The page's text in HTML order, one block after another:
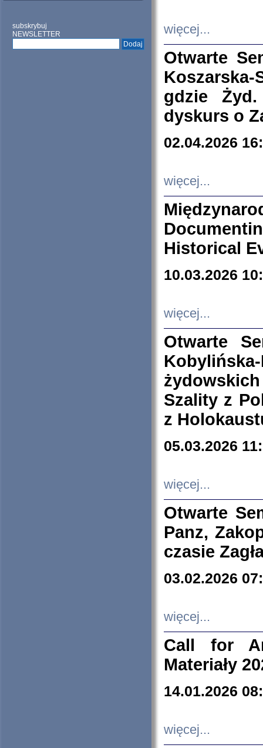
subskrybuj
NEWSLETTER
więcej...
Otwarte
Koszarska-
gdzie
dyskurs o
02.04.2026
więcej...
Historical
10.03.2026
więcej...
Otwarte
Szality z
z
05.03.2026
więcej...
Otwarte
Panz,
czasie
03.02.2026
więcej...
Call for
Materiały
14.01.2026
więcej...